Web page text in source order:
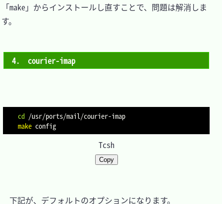
「make」からインストールし直すことで、問題は解消しま
す。
4.　courier-imap
cd
make
Tcsh
Copy
下記が、デフォルトのオプションになります。